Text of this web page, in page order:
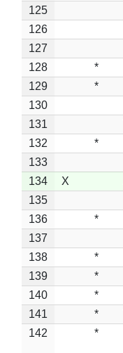
125
126
127
128
*
129
*
130
131
132
*
133
134
X
135
136
*
137
138
*
139
*
140
*
141
*
142
*